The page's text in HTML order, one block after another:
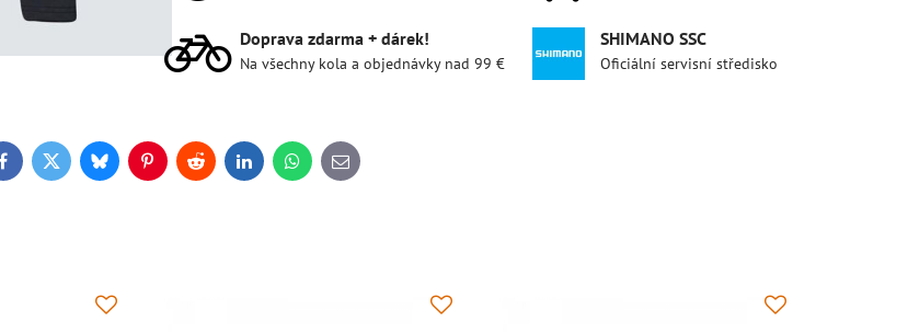
Doprava zdarma + dárek!
Na všechny kola a objednávky nad 99 €
SHIMANO SSC
Oficiální servisní středisko
FacebookTwitterBlueskyPinterestRedditLinkedInWhatsApp
E-
mail